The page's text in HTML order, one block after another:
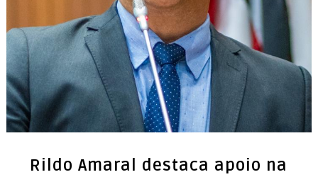
Rildo Amaral destaca apoio na